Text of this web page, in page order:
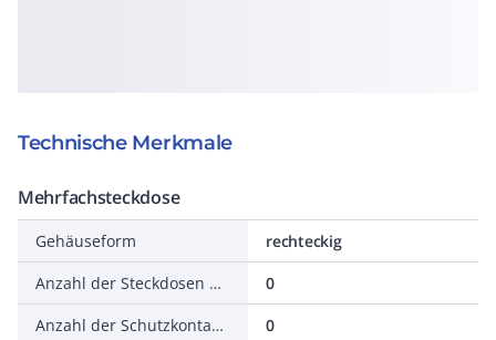
Technische Merkmale
Mehrfachsteckdose
Gehäuseform
rechteckig
Anzahl der Steckdosen CEE 7/1 (ohne Schutzkontakt)
0
Anzahl der Schutzkontaktsteckdosen CEE 7/3 (Typ F)
0